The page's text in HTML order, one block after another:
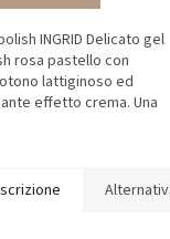
INGRID Delicato gel
rosa pastello con
lattiginoso ed
effetto crema. Una